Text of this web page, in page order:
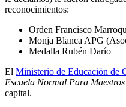
reconocimientos:
Orden Francisco
Monja Blanca APG
Medalla Rubén Darío
El Ministerio de Educación de
Escuela Normal Para
capital.